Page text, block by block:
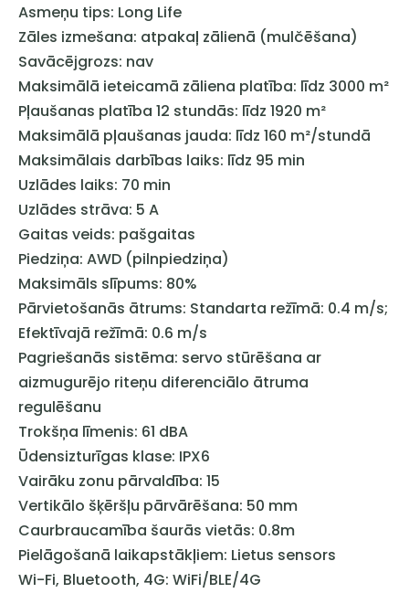
Asmeņu tips: Long Life
Zāles izmešana: atpakaļ zālienā (mulčēšana)
Savācējgrozs: nav
Maksimālā ieteicamā zāliena platība: līdz 3000 m²
Pļaušanas platība 12 stundās: līdz 1920 m²
Maksimālā pļaušanas jauda: līdz 160 m²/stundā
Maksimālais darbības laiks: līdz 95 min
Uzlādes laiks: 70 min
Uzlādes strāva: 5 A
Gaitas veids: pašgaitas
Piedziņa: AWD (pilnpiedziņa)
Maksimāls slīpums: 80%
Pārvietošanās ātrums: Standarta režīmā: 0.4 m/s;
Efektīvajā režīmā: 0.6 m/s
Pagriešanās sistēma: servo stūrēšana ar
aizmugurējo riteņu diferenciālo ātruma
regulēšanu
Trokšņa līmenis: 61 dBA
Ūdensizturīgas klase: IPX6
Vairāku zonu pārvaldība: 15
Vertikālo šķēršļu pārvārēšana: 50 mm
Caurbraucamība šaurās vietās: 0.8m
Pielāgošanā laikapstākļiem: Lietus sensors
Wi-Fi, Bluetooth, 4G: WiFi/BLE/4G